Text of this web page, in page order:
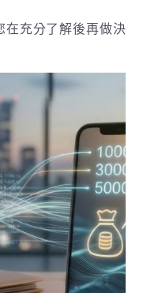
在充分了解後再做決